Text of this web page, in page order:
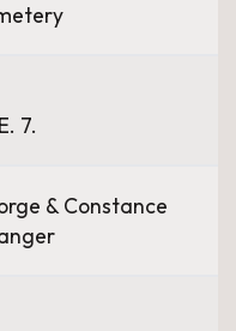
7.
& Constance